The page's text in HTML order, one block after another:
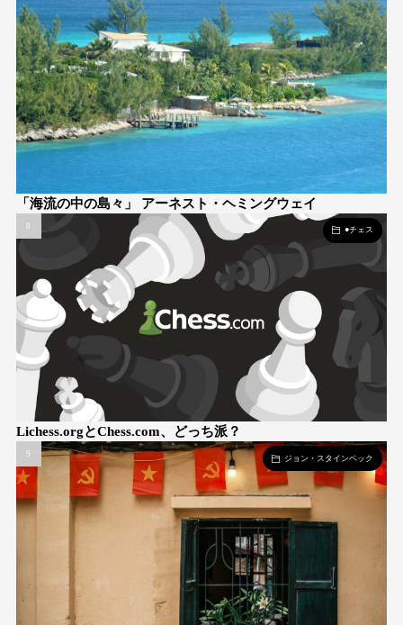
「海流の中の島々」 アーネスト・ヘミングウェイ
●チェス
Lichess.orgとChess.com、どっち派？
ジョン・スタインベック